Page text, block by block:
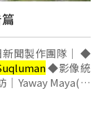
法物嘞‧給尚、